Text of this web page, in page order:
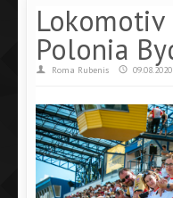
Polonia
Roma Rubenis 09.08.2020